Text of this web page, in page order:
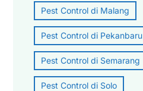
Pest Control di Malang
Pest Control di Pekanbaru
Pest Control di Semarang
Pest Control di Solo